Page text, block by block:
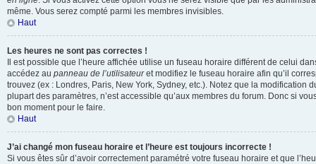
même. Vous serez compté parmi les membres invisibles.
Haut
Les heures ne sont pas correctes !
Il est possible que l’heure affichée utilise un fuseau horaire différent de celui
accédez au panneau de l’utilisateuret modifiez le fuseau horaire afin qu’il
trouvez (ex : Londres, Paris, New York, Sydney, etc.). Notez que la modification
plupart des paramètres, n’est accessible qu’aux membres du forum. Donc si
bon moment pour le faire.
Haut
J’ai changé mon fuseau horaire et l’heure est toujours incorrecte !
Si vous êtes sûr d’avoir correctement paramétré votre fuseau horaire et que